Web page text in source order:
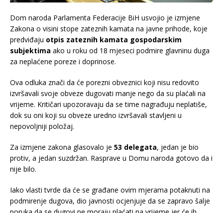
Dom naroda Parlamenta Federacije BiH usvojio je izmjene
Zakona o visini stope zateznih kamata na javne prihode, koje
predviđaju otpis zateznih kamata gospodarskim
subjektima ako u roku od 18 mjeseci podmire glavninu duga
za neplaćene poreze i doprinose.
Ova odluka znači da će porezni obveznici koji nisu redovito
izvršavali svoje obveze dugovati manje nego da su plaćali na
vrijeme. Kritičari upozoravaju da se time nagrađuju neplatiše,
dok su oni koji su obveze uredno izvršavali stavljeni u
nepovoljniji položaj.
Za izmjene zakona glasovalo je 53 delegata, jedan je bio
protiv, a jedan suzdržan. Rasprave u Domu naroda gotovo da i
nije bilo.
Iako vlasti tvrde da će se građane ovim mjerama potaknuti na
podmirenje dugova, dio javnosti ocjenjuje da se zapravo šalje